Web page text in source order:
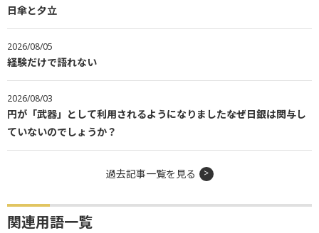
日傘と夕立
2026/08/05
経験だけで語れない
2026/08/03
円が「武器」として利用されるようになりました――なぜ日銀は関与し
ていないのでしょうか？
過去記事一覧を見る
関連用語一覧